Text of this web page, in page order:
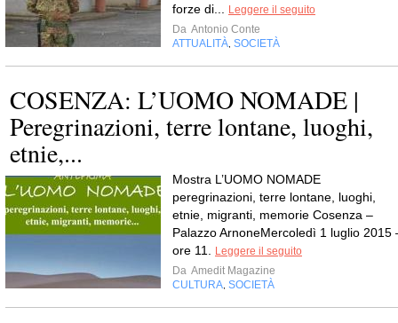
forze di...
Leggere il seguito
Da Antonio Conte
ATTUALITÀ SOCIETÀ
COSENZA: L’UOMO NOMADE |
Peregrinazioni, terre lontane, luoghi,
etnie,...
Mostra L’UOMO NOMADE
peregrinazioni, terre lontane, luoghi,
etnie, migranti, memorie Cosenza –
Palazzo ArnoneMercoledì 1 luglio 2015
ore 11.
Leggere il seguito
Da Amedit Magazine
CULTURA SOCIETÀ